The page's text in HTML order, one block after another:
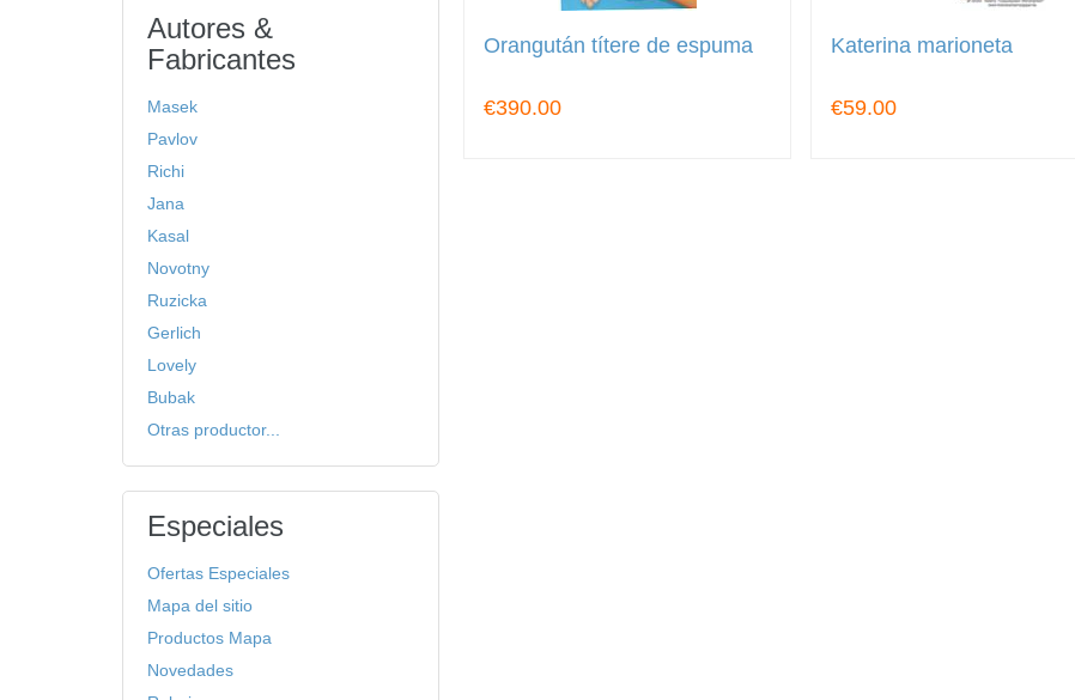
Orangután títere de espuma
€390.00
Katerina marioneta
€59.00
Autores &
Fabricantes
Masek
Pavlov
Richi
Jana
Kasal
Novotny
Ruzicka
Gerlich
Lovely
Bubak
Otras productor...
Especiales
Ofertas Especiales
Mapa del sitio
Productos Mapa
Novedades